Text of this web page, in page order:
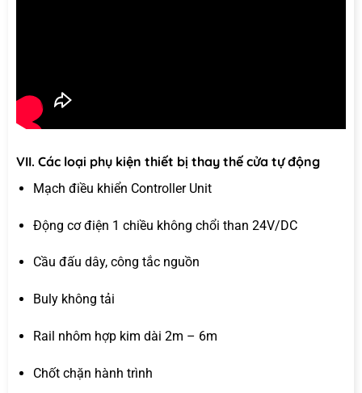
VII. Các loại phụ kiện thiết bị thay thế cửa tự động
Mạch điều khiển Controller Unit
Động cơ điện 1 chiều không chổi than 24V/DC
Cầu đấu dây, công tắc nguồn
Buly không tải
Rail nhôm hợp kim dài 2m – 6m
Chốt chặn hành trình